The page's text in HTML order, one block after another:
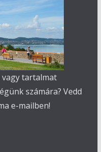
tartalmat
számára? Vedd
e-mailben!